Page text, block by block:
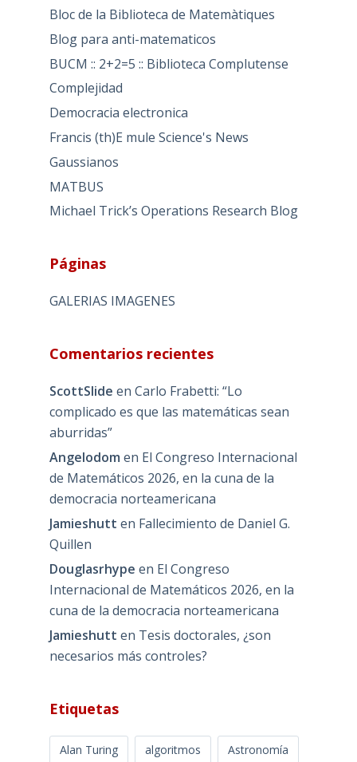
Bloc de la Biblioteca de Matemàtiques
Blog para anti-matematicos
BUCM :: 2+2=5 :: Biblioteca Complutense
Complejidad
Democracia electronica
Francis (th)E mule Science's News
Gaussianos
MATBUS
Michael Trick’s Operations Research Blog
Páginas
GALERIAS IMAGENES
Comentarios recientes
ScottSlide en Carlo Frabetti: “Lo
complicado es que las matemáticas sean
aburridas”
Angelodom en El Congreso Internacional
de Matemáticos 2026, en la cuna de la
democracia norteamericana
Jamieshutt en Fallecimiento de Daniel G.
Quillen
Douglasrhype en El Congreso
Internacional de Matemáticos 2026, en la
cuna de la democracia norteamericana
Jamieshutt en Tesis doctorales, ¿son
necesarios más controles?
Etiquetas
Alan Turing algoritmos Astronomía